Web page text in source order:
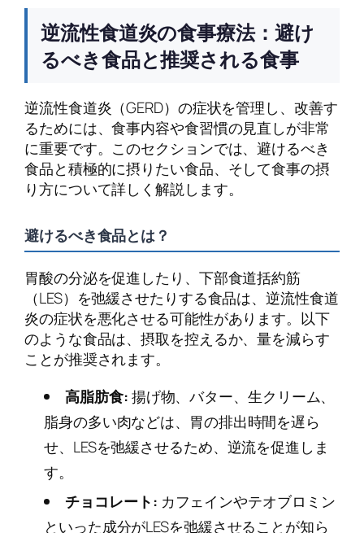
逆流性食道炎の食事療法：避け
るべき食品と推奨される食事
逆流性食道炎（GERD）の症状を管理し、改善す
るためには、食事内容や食習慣の見直しが非常
に重要です。このセクションでは、避けるべき
食品と積極的に摂りたい食品、そして食事の摂
り方について詳しく解説します。
避けるべき食品とは？
胃酸の分泌を促進したり、下部食道括約筋
（LES）を弛緩させたりする食品は、逆流性食道
炎の症状を悪化させる可能性があります。以下
のような食品は、摂取を控えるか、量を減らす
ことが推奨されます。
高脂肪食:揚げ物、バター、生クリーム、
脂身の多い肉などは、胃の排出時間を遅ら
せ、LESを弛緩させるため、逆流を促進しま
す。
チョコレート: カフェインやテオブロミン
といった成分がLESを弛緩させることが知ら